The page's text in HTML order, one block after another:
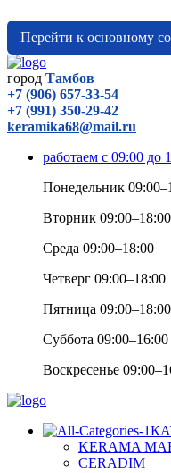
Перейти к основному
город Тамбов
+7 (906) 657-33-54
+7 (991) 350-29-42
keramika68@mail.ru
работаем с 09:00 до
Понедельник
Вторник 09:00–18:00
Среда 09:00–18:00
Четверг 09:00–18:00
Пятница 09:00–18:00
Суббота 09:00–16:00
Воскресенье
KERAMA
CERADIM